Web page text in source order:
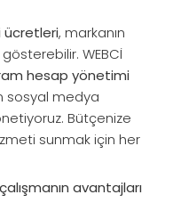
, markanın
WEBCİ
hesap yönetimi
sosyal medya
Bütçenize
sunmak için her
avantajları